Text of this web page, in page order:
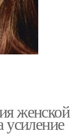
женской
усиление